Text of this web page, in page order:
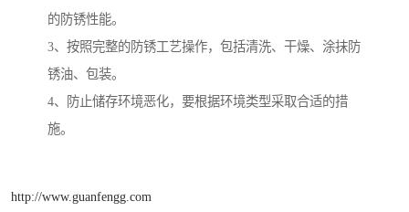
的防锈性能。
3、按照完整的防锈工艺操作，包括清洗、干燥、涂抹防
锈油、包装。
4、防止储存环境恶化，要根据环境类型采取合适的措
施。
http://www.guanfengg.com